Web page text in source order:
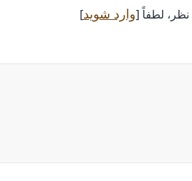
لطفاً [وارد شوید]